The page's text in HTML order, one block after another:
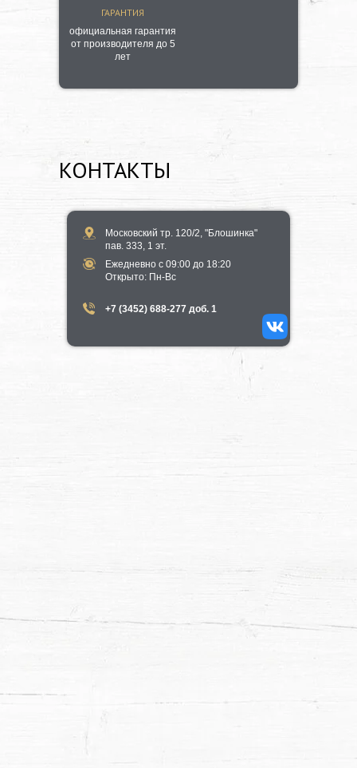
ГАРАНТИЯ
официальная гарантия
от производителя до 5
лет
Московский тр. 120/2, "Блошинка"
пав. 333, 1 эт.
Ежедневно с 09:00 до 18:20
​Открыто​: Пн-Вс
+7 (3452) 688-277 доб. 1
КОНТАКТЫ